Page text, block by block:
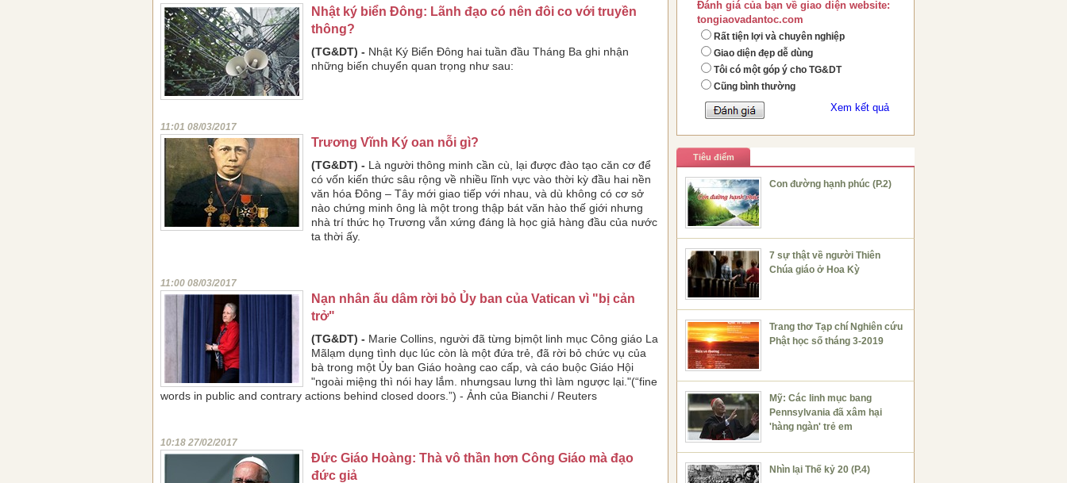
Nhật ký biển Đông: Lãnh đạo có nên đôi co với truyền
thông?
(TG&DT) - Nhật Ký Biển Đông hai tuần đầu Tháng Ba ghi nhận
những biến chuyển quan trọng như sau:
11:01 08/03/2017
Trương Vĩnh Ký oan nỗi gì?
(TG&DT) - Là người thông minh cần cù, lại được đào tạo căn cơ để
có vốn kiến thức sâu rộng về nhiều lĩnh vực vào thời kỳ đầu hai nền
văn hóa Đông – Tây mới giao tiếp với nhau, và dù không có cơ sở
nào chứng minh ông là một trong thập bát văn hào thế giới nhưng
nhà trí thức họ Trương vẫn xứng đáng là học giả hàng đầu của nước
ta thời ấy.
11:00 08/03/2017
Nạn nhân ấu dâm rời bỏ Ủy ban của Vatican vì "bị cản
trở"
(TG&DT) - Marie Collins, người đã từng bịmột linh mục Công giáo La
Mãlạm dụng tình dục lúc còn là một đứa trẻ, đã rời bỏ chức vụ của
bà trong một Ủy ban Giáo hoàng cao cấp, và cáo buộc Giáo Hội
"ngoài miệng thì nói hay lắm. nhưngsau lưng thì làm ngược lại."(“fine
words in public and contrary actions behind closed doors.”) - Ảnh của Bianchi / Reuters
10:18 27/02/2017
Đức Giáo Hoàng: Thà vô thần hơn Công Giáo mà đạo
đức giả
Đánh giá của bạn về giao diện website:
tongiaovadantoc.com
Rất tiện lợi và chuyên nghiệp
Giao diện đẹp dễ dùng
Tôi có một góp ý cho TG&DT
Cũng bình thường
Xem kết quả
Tiêu điểm
Con đường hạnh phúc (P.2)
7 sự thật về người Thiên
Chúa giáo ở Hoa Kỳ
Trang thơ Tạp chí Nghiên cứu
Phật học số tháng 3-2019
Mỹ: Các linh mục bang
Pennsylvania đã xâm hại
'hàng ngàn' trẻ em
Nhìn lại Thế kỷ 20 (P.4)